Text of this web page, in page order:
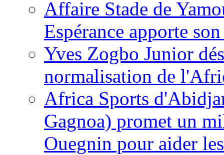
Affaire Stade de
Espérance apporte
Yves Zogbo Junior
normalisation de
Africa Sports
Gagnoa) promet un
Ouegnin pour aider